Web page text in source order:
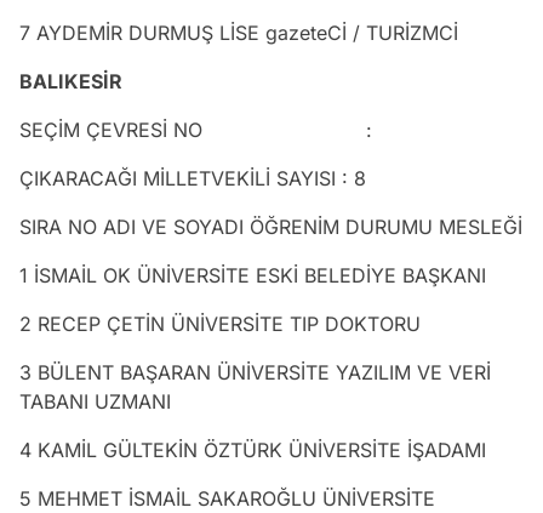
7 AYDEMİR DURMUŞ LİSE gazeteCİ / TURİZMCİ
BALIKESİR
SEÇİM ÇEVRESİ NO :
ÇIKARACAĞI MİLLETVEKİLİ SAYISI : 8
SIRA NO ADI VE SOYADI ÖĞRENİM DURUMU MESLEĞİ
1 İSMAİL OK ÜNİVERSİTE ESKİ BELEDİYE BAŞKANI
2 RECEP ÇETİN ÜNİVERSİTE TIP DOKTORU
3 BÜLENT BAŞARAN ÜNİVERSİTE YAZILIM VE VERİ
TABANI UZMANI
4 KAMİL GÜLTEKİN ÖZTÜRK ÜNİVERSİTE İŞADAMI
5 MEHMET İSMAİL SAKAROĞLU ÜNİVERSİTE